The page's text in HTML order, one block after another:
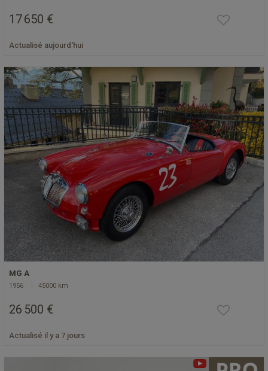
17 650 €
Actualisé aujourd'hui
MG A
1956 45000 km
26 500 €
Actualisé il y a 7 jours